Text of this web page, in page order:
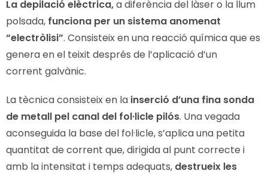
La depilació elèctrica,a diferència del làser o la llum
polsada, funciona per un sistema anomenat
“electròlisi”. Consisteix en una reacció química que es
genera en el teixit després de l’aplicació d’un
corrent galvànic.
La tècnica consisteix en la inserció d’una fina sonda
de metall pel canal del fol·licle pilós. Una vegada
aconseguida la base del fol·licle, s’aplica una petita
quantitat de corrent que, dirigida al punt correcte i
amb la intensitat i temps adequats, destrueix les